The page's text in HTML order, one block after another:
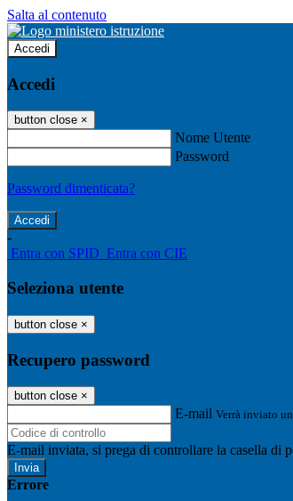
Salta al contenuto
Accedi
Accedi
button close ×
Nome Utente
Password
Password dimenticata?
-
Entra con SPID Entra con CIE
Seleziona utente
button close ×
Recupero password
button close ×
E-mail Verrà inviato
E-mail inviata, si prega di controllare la casella di
Errore